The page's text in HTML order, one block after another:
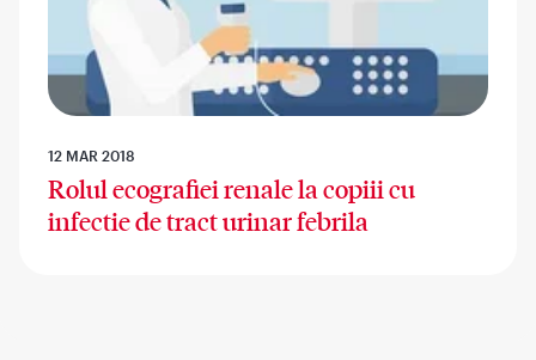
12 MAR 2018
Rolul ecografiei renale la copiii cu
infectie de tract urinar febrila